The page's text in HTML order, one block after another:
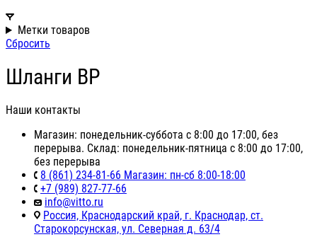
Метки товаров
Сбросить
Шланги ВР
Наши контакты
Магазин: понедельник-суббота с 8:00 до 17:00, без
перерыва. Склад: понедельник-пятница с 8:00 до 17:00,
без перерыва
8 (861) 234-81-66 Магазин: пн-сб 8:00-18:00
+7 (989) 827-77-66
info@vitto.ru
Россия, Краснодарский край, г. Краснодар, ст.
Старокорсунская, ул. Северная д. 63/4